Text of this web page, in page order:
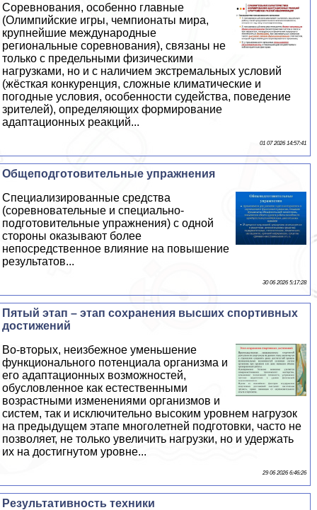
Соревнования, особенно главные
(Олимпийские игры, чемпионаты мира,
крупнейшие международные
региональные соревнования), связаны не
только с предельными физическими
нагрузками, но и с наличием экстремальных условий
(жёсткая конкуренция, сложные климатические и
погодные условия, особенности судейства, поведение
зрителей), определяющих формирование
адаптационных реакций...
01 07 2026 14:57:41
Общеподготовительные упражнения
Специализированные средства
(соревновательные и специально-
подготовительные упражнения) с одной
стороны оказывают более
непосредственное влияние на повышение
результатов...
30 06 2026 5:17:28
Пятый этап – этап сохранения высших спортивных
достижений
Во-вторых, неизбежное уменьшение
функционального потенциала организма и
его адаптационных возможностей,
обусловленное как естественными
возрастными изменениями организмов и
систем, так и исключительно высоким уровнем нагрузок
на предыдущем этапе многолетней подготовки, часто не
позволяет, не только увеличить нагрузки, но и удержать
их на достигнутом уровне...
29 06 2026 6:46:26
Результативность техники